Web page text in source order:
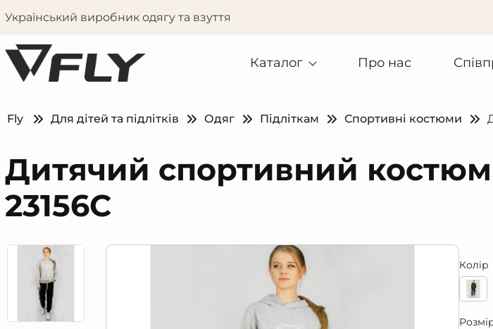
Український виробник одягу та взуття
Каталог Про нас
Fly Для дітей та підлітків Одяг Підліткам Спортивні костюми
Дитячий спортивний костюм
23156С
Колір